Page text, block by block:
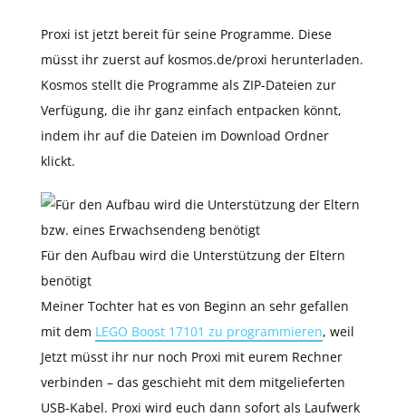
Proxi ist jetzt bereit für seine Programme. Diese
müsst ihr zuerst auf kosmos.de/proxi herunterladen.
Kosmos stellt die Programme als ZIP-Dateien zur
Verfügung, die ihr ganz einfach entpacken könnt,
indem ihr auf die Dateien im Download Ordner
klickt.
Für den Aufbau wird die Unterstützung der Eltern
benötigt
Meiner Tochter hat es von Beginn an sehr gefallen
mit dem LEGO Boost 17101 zu programmieren, weil
Jetzt müsst ihr nur noch Proxi mit eurem Rechner
verbinden – das geschieht mit dem mitgelieferten
USB-Kabel. Proxi wird euch dann sofort als Laufwerk